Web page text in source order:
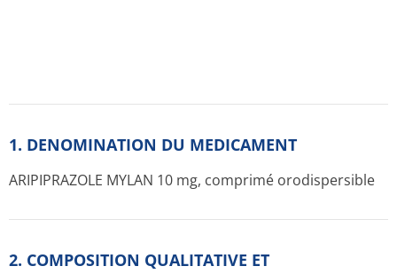
1. DENOMINATION DU MEDICAMENT
ARIPIPRAZOLE MYLAN 10 mg, comprimé orodispersible
2. COMPOSITION QUALITATIVE ET